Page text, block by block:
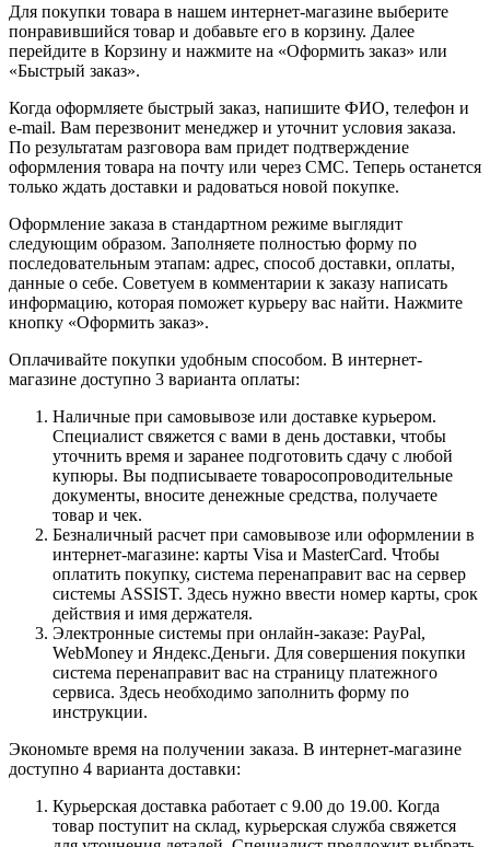
Для покупки товара в нашем интернет-магазине выберите
понравившийся товар и добавьте его в корзину. Далее
перейдите в Корзину и нажмите на «Оформить заказ» или
«Быстрый заказ».
Когда оформляете быстрый заказ, напишите ФИО, телефон и
e-mail. Вам перезвонит менеджер и уточнит условия заказа.
По результатам разговора вам придет подтверждение
оформления товара на почту или через СМС. Теперь останется
только ждать доставки и радоваться новой покупке.
Оформление заказа в стандартном режиме выглядит
следующим образом. Заполняете полностью форму по
последовательным этапам: адрес, способ доставки, оплаты,
данные о себе. Советуем в комментарии к заказу написать
информацию, которая поможет курьеру вас найти. Нажмите
кнопку «Оформить заказ».
Оплачивайте покупки удобным способом. В интернет-
магазине доступно 3 варианта оплаты:
Наличные при самовывозе или доставке курьером.
Специалист свяжется с вами в день доставки, чтобы
уточнить время и заранее подготовить сдачу с любой
купюры. Вы подписываете товаросопроводительные
документы, вносите денежные средства, получаете
товар и чек.
Безналичный расчет при самовывозе или оформлении в
интернет-магазине: карты Visa и MasterCard. Чтобы
оплатить покупку, система перенаправит вас на сервер
системы ASSIST. Здесь нужно ввести номер карты, срок
действия и имя держателя.
Электронные системы при онлайн-заказе: PayPal,
WebMoney и Яндекс.Деньги. Для совершения покупки
система перенаправит вас на страницу платежного
сервиса. Здесь необходимо заполнить форму по
инструкции.
Экономьте время на получении заказа. В интернет-магазине
доступно 4 варианта доставки:
Курьерская доставка работает с 9.00 до 19.00. Когда
товар поступит на склад, курьерская служба свяжется